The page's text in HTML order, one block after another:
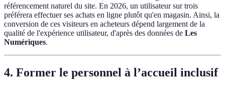
référencement naturel du site. En 2026, un utilisateur sur trois
préférera effectuer ses achats en ligne plutôt qu'en magasin. Ainsi, la
conversion de ces visiteurs en acheteurs dépend largement de la
qualité de l'expérience utilisateur, d'après des données de Les
Numériques.
4. Former le personnel à l’accueil inclusif